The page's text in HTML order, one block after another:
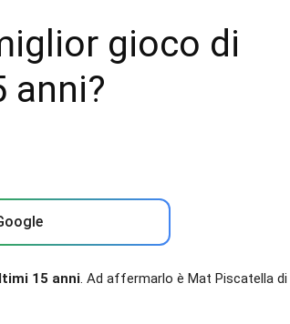
gioco di
anni?
15 anni. Ad affermarlo è Mat Piscatella di